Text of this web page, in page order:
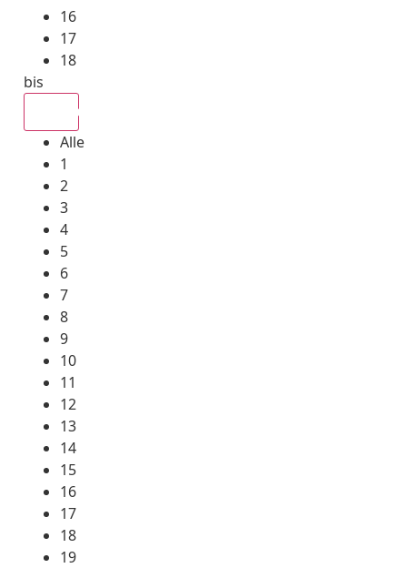
16
17
18
bis
Alle
1
2
3
4
5
6
7
8
9
10
11
12
13
14
15
16
17
18
19